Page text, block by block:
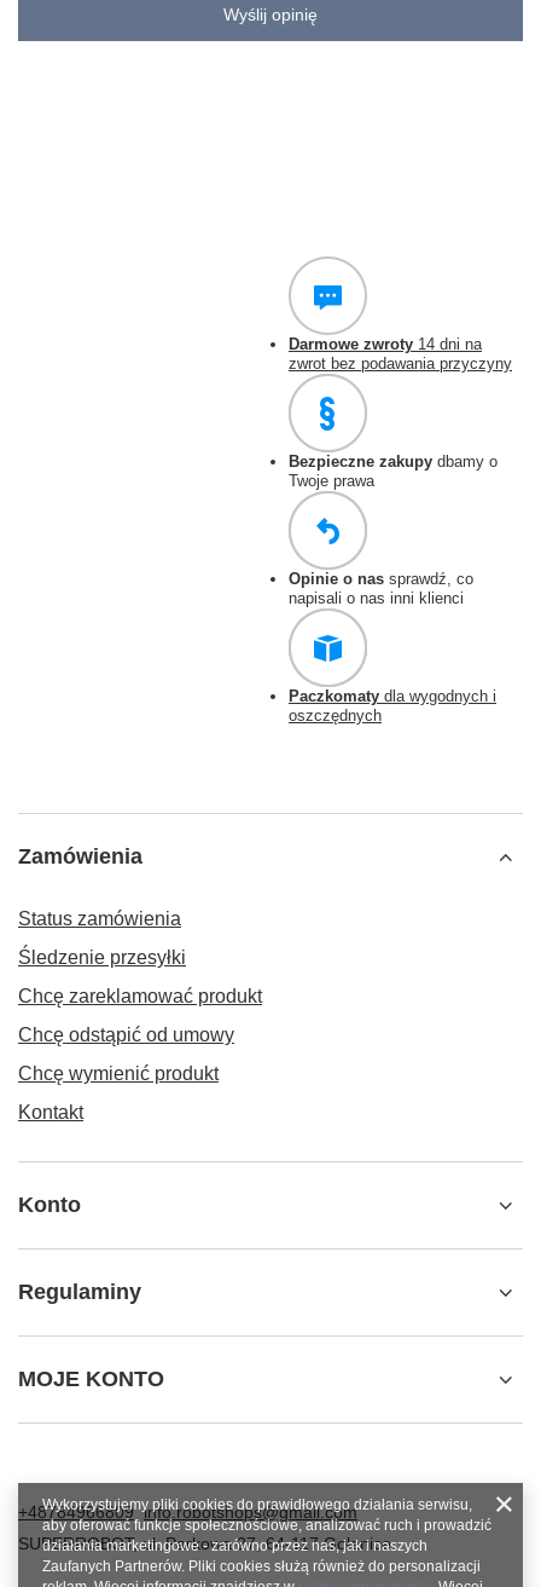
Wyślij opinię
Darmowe zwroty 14 dni na
zwrot bez podawania przyczyny
Bezpieczne zakupy dbamy o
Twoje prawa
Opinie o nas sprawdź, co
napisali o nas inni klienci
Paczkomaty dla wygodnych i
oszczędnych
Zamówienia
Status zamówienia
Śledzenie przesyłki
Chcę zareklamować produkt
Chcę odstąpić od umowy
Chcę wymienić produkt
Kontakt
Konto
Regulaminy
MOJE KONTO
+48784966809 info.robotshops@gmail.com
SUPERROBOT,ul. Parkowa 27,64-117Gołanice
Wykorzystujemy pliki cookies do prawidłowego działania serwisu,
aby oferować funkcje społecznościowe, analizować ruch i prowadzić
działania marketingowe - zarówno przez nas, jak i naszych
Zaufanych Partnerów. Pliki cookies służą również do personalizacji